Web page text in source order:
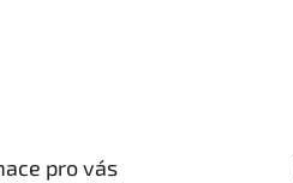
pro vás